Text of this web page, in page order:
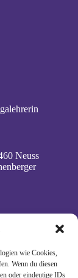
wie Cookies,
Wenn du diesen
oder eindeutige IDs
Neuss